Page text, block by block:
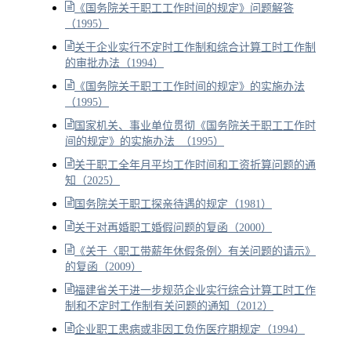
《国务院关于职工工作时间的规定》问题解答
（1995）
关于企业实行不定时工作制和综合计算工时工作制
的审批办法（1994）
《国务院关于职工工作时间的规定》的实施办法
（1995）
国家机关、事业单位贯彻《国务院关于职工工作时
间的规定》的实施办法 （1995）
关于职工全年月平均工作时间和工资折算问题的通
知（2025）
国务院关于职工探亲待遇的规定（1981）
关于对再婚职工婚假问题的复函（2000）
《关于〈职工带薪年休假条例〉有关问题的请示》
的复函（2009）
福建省关于进一步规范企业实行综合计算工时工作
制和不定时工作制有关问题的通知（2012）
企业职工患病或非因工负伤医疗期规定（1994）